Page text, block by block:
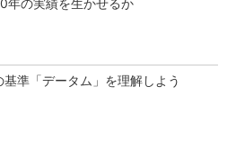
年の実績を生かせるか
基準「データム」を理解しよう